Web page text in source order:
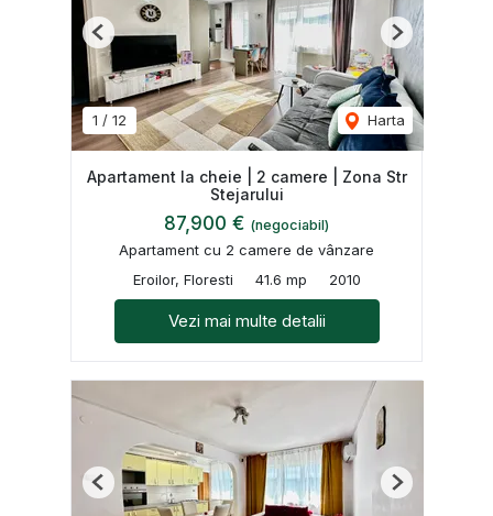
1 / 12 Harta
Previous Next
Apartament la cheie | 2 camere | Zona Str
Stejarului
87,900 € (negociabil)
Apartament cu 2 camere de vânzare
Eroilor, Floresti
41.6 mp 2010
Vezi mai multe detalii
Previous Next